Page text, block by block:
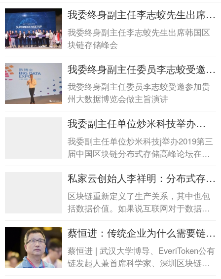
我委终身副主任李志蛟先生出席韩
国区块链存储峰...我委终身副主任
李志蛟先生出席韩国区块链存储
峰...
我委终身副主任李志蛟先生出席韩国区
块链存储峰会
我委终身副主任委员李志蛟受邀参
加贵州大数据博...我委终身副主任
委员李志蛟受邀参加贵州大数据
博...
我委终身副主任委员李志蛟受邀参加贵
州大数据博览会做主旨演讲
我委副主任单位炒米科技举办
2019第三届中国区块...我委副主
任单位炒米科技举办2019第三届
中国区块...
我委副主任单位炒米科技j举办2019第三
届中国区块链分布式存储高峰论坛在杭
私家云创始人李祥明：分布式存储
迎来风口期私家云创始人李祥明：
分布式存储迎来风口期
区块链重新定义了生产关系，其中也包
括数据价值。如果说互联网对于数据的
据的价值被忽略、被垄断...
蔡恒进：传统企业为什么需要链
改？蔡恒进：传统企业为什么需要
链改？
蔡恒进 | 武汉大学博导、EveriToken公有
链发起人兼首席科学家、深圳区块链金